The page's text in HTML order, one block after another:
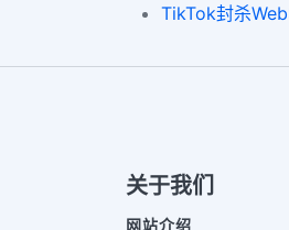
TikTok封杀
关于我们
网站介绍